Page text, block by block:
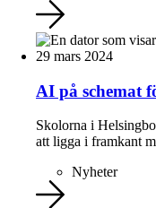
29 mars 2024
AI på schemat
Skolorna i
att ligga i framkant
Nyheter